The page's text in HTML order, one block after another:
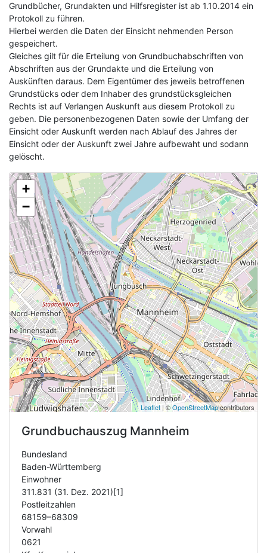
Grundbücher, Grundakten und Hilfsregister ist ab 1.10.2014 ein
Protokoll zu führen.
Hierbei werden die Daten der Einsicht nehmenden Person
gespeichert.
Gleiches gilt für die Erteilung von Grundbuchabschriften von
Abschriften aus der Grundakte und die Erteilung von
Auskünften daraus. Dem Eigentümer des jeweils betroffenen
Grundstücks oder dem Inhaber des grundstücksgleichen
Rechts ist auf Verlangen Auskunft aus diesem Protokoll zu
geben. Die personenbezogenen Daten sowie der Umfang der
Einsicht oder Auskunft werden nach Ablauf des Jahres der
Einsicht oder der Auskunft zwei Jahre aufbewaht und sodann
gelöscht.
+
−
Leaflet| ©OpenStreetMapcontributors
Grundbuchauszug Mannheim
Bundesland
Baden-Württemberg
Einwohner
311.831 (31. Dez. 2021)[1]
Postleitzahlen
68159–68309
Vorwahl
0621